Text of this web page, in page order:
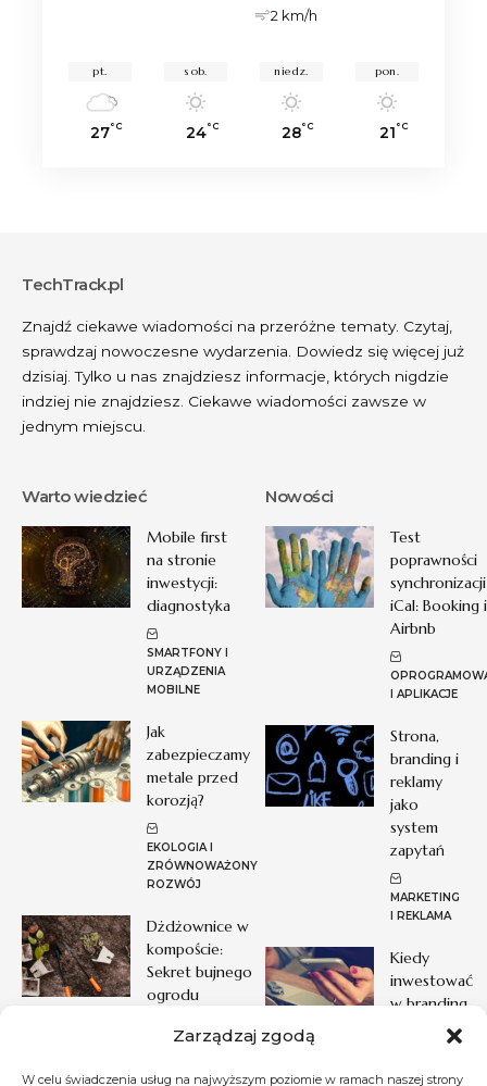
Zarządzaj zgodą
W celu świadczenia usług na najwyższym poziomie w ramach naszej strony
2 km/h
pt.
27°C
sob.
24°C
niedz.
28°C
pon.
21 °C
TechTrack.pl
Znajdź ciekawe wiadomości na przeróżne tematy. Czytaj,
sprawdzaj nowoczesne wydarzenia. Dowiedz się więcej już
dzisiaj. Tylko u nas znajdziesz informacje, których nigdzie
indziej nie znajdziesz. Ciekawe wiadomości zawsze w
jednym miejscu.
Warto wiedzieć
Mobile first
na stronie
inwestycji:
diagnostyka
SMARTFONY I
URZĄDZENIA
MOBILNE
Jak
zabezpieczamy
metale przed
korozją?
EKOLOGIA I
ZRÓWNOWAŻONY
ROZWÓJ
Dżdżownice w
kompoście:
Sekret bujnego
ogrodu
EKOLOGIA I
ROZWÓJ
Nowości
Test
poprawności
synchronizacji
iCal: Booking i
Airbnb
I APLIKACJE
Strona,
branding i
reklamy
jako
system
zapytań
MARKETING
I REKLAMA
Kiedy
inwestować
w branding,
prosty start